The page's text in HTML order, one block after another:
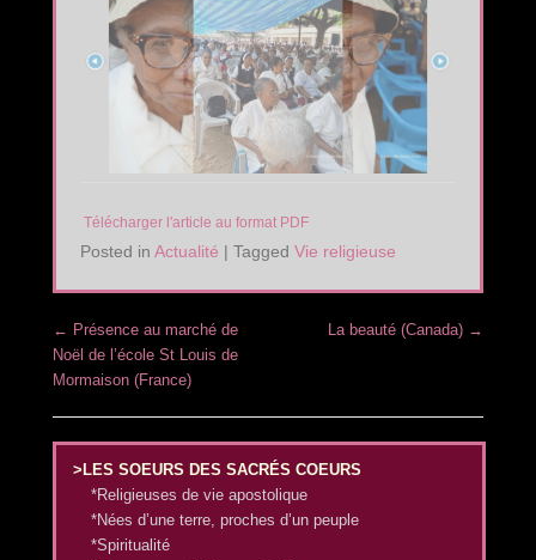
Télécharger l'article au format PDF
Posted in Actualité | Tagged Vie religieuse
Post navigation
← Présence au marché de
Noël de l’école St Louis de
Mormaison (France)
La beauté (Canada) →
>LES SOEURS DES SACRÉS COEURS
*Religieuses de vie apostolique
*Nées d’une terre, proches d’un peuple
*Spiritualité